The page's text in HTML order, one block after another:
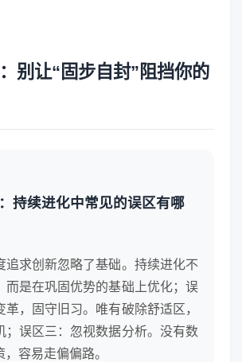
别让“固步自封”阻挡你的
持续进化中常见的误区有哪
追求创新忽略了基础。持续进化不
而是在巩固优势的基础上优化；误
革，固守旧习。唯有破除舒适区，
；误区三：忽视数据分析。没有数
容易走偏偏路。